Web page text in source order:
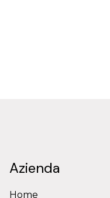
Azienda
Home